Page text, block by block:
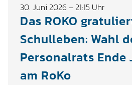
30. Juni 2026 – 21:15 Uhr
Das ROKO
Schulleben: Wahl
Personalrats Ende
am RoKo